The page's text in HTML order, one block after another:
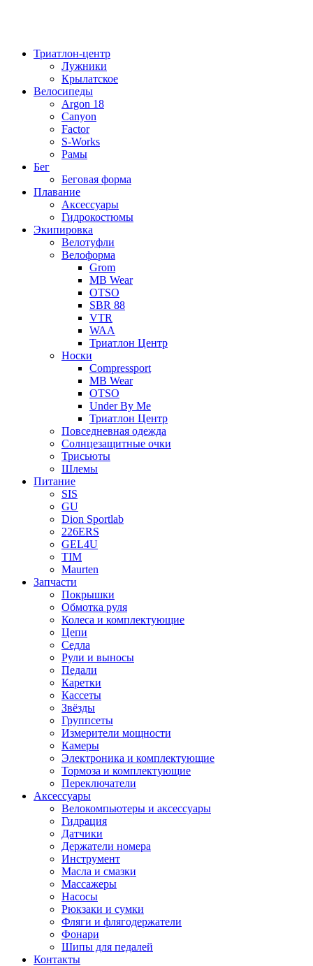
Триатлон-центр
Лужники
Крылатское
Велосипеды
Argon 18
Canyon
Factor
S-Works
Рамы
Бег
Беговая форма
Плавание
Аксессуары
Гидрокостюмы
Экипировка
Велотуфли
Велоформа
Grom
MB Wear
OTSO
SBR 88
VTR
WAA
Триатлон Центр
Носки
Compressport
MB Wear
OTSO
Under By Me
Триатлон Центр
Повседневная одежда
Солнцезащитные очки
Трисьюты
Шлемы
Питание
SIS
GU
Dion Sportlab
226ERS
GEL4U
TIM
Maurten
Запчасти
Покрышки
Обмотка руля
Колеса и комплектующие
Цепи
Седла
Рули и выносы
Педали
Каретки
Кассеты
Звёзды
Группсеты
Измерители мощности
Камеры
Электроника и комплектующие
Тормоза и комплектующие
Переключатели
Аксессуары
Велокомпьютеры и аксессуары
Гидрация
Датчики
Держатели номера
Инструмент
Масла и смазки
Массажеры
Насосы
Рюкзаки и сумки
Фляги и флягодержатели
Фонари
Шипы для педалей
Контакты